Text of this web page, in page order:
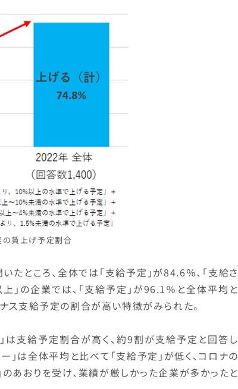
の賃上げ予定割合
ところ、全体では「支給予定」が84.6％、「支給さ
」の企業では、「支給予定」が96.1％と全体平均と
支給予定の割合が高い特徴がみられた。
」は支給予定割合が高く、約9割が支給予定と回答し
ー」は全体平均と比べて「支給予定」が低く、コロナの
あおりを受け、業績が厳しかった企業が多かったと